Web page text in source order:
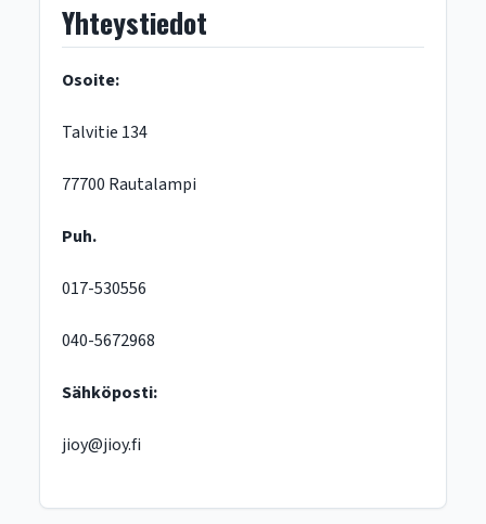
Yhteystiedot
Osoite:
Talvitie 134
77700 Rautalampi
Puh.
017-530556
040-5672968
Sähköposti:
jioy@jioy.fi